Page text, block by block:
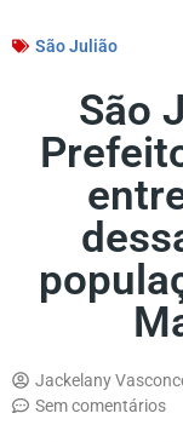
São Julião
São
Jackelany
Sem comentários